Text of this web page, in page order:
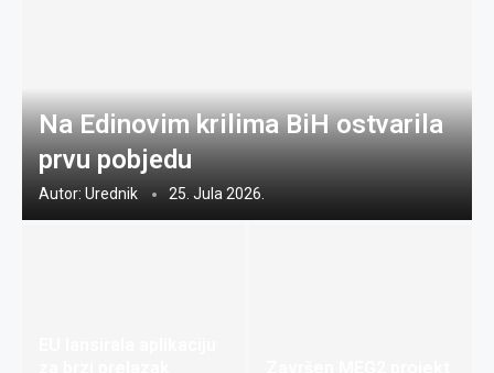
Na Edinovim krilima BiH ostvarila
prvu pobjedu
Autor: Urednik 25. Jula 2026.